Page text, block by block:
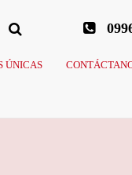
ÚNICAS